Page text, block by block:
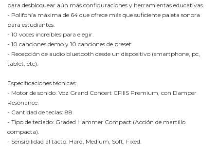
para desbloquear aún más configuraciones y herramientas educativas.
- Polifonía máxima de 64 que ofrece más que suficiente paleta sonora
para estudiantes.
- 10 voces increíbles para elegir.
- 10 canciones demo y 10 canciones de preset.
- Recepción de audio bluetooth desde un dispositivo (smartphone, pc,
tablet, etc).
Especificaciones técnicas:
- Motor de sonido: Voz Grand Concert CFIIIS Premium, con Damper
Resonance.
- Cantidad de teclas: 88.
- Tipo de teclado: Graded Hammer Compact (Acción de martillo
compacta).
- Sensibilidad al tacto: Hard, Medium, Soft, Fixed.